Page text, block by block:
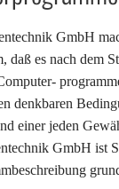
GmbH
daß es nach dem
denkbaren
einer jeden
GmbH ist